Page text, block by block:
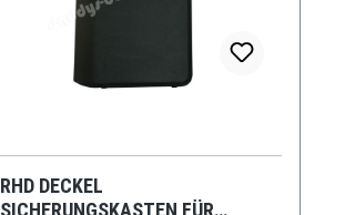
RHD DECKEL
SICHERUNGSKASTEN FÜR